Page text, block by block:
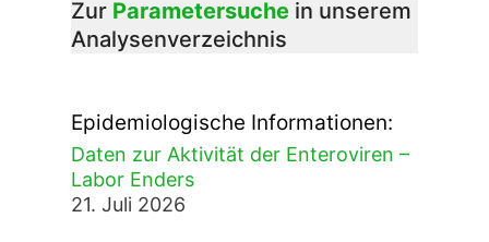
Zur Parametersuche in unserem
Analysenverzeichnis
Epidemiologische Informationen:
Daten zur Aktivität der Enteroviren –
Labor Enders
21. Juli 2026